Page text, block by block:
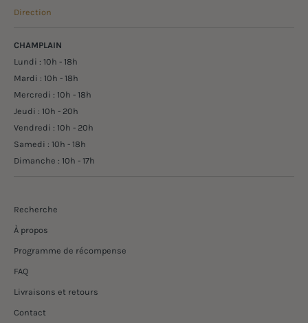
Direction
CHAMPLAIN
Lundi : 10h - 18h
Mardi : 10h - 18h
Mercredi : 10h - 18h
Jeudi : 10h - 20h
Vendredi : 10h - 20h
Samedi : 10h - 18h
Dimanche : 10h - 17h
Recherche
À propos
Programme de récompense
FAQ
Livraisons et retours
Contact